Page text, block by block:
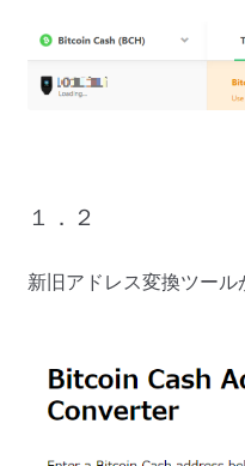
１．２
新旧アドレス変換ツール